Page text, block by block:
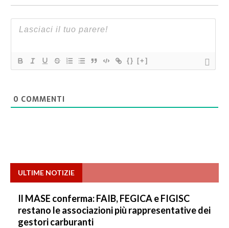
{} [+]
0 COMMENTI
ULTIME NOTIZIE
Il MASE conferma: FAIB, FEGICA e FIGISC
restano le associazioni più rappresentative dei
gestori carburanti